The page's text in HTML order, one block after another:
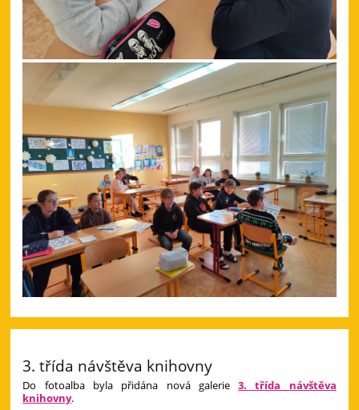
3. třída návštěva knihovny
Do fotoalba byla přidána nová galerie3. třída návštěva
knihovny.